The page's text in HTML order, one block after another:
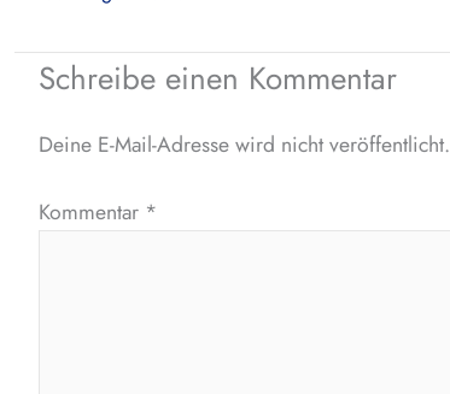
Schreibe einen Kommentar
Deine E-Mail-Adresse wird nicht veröffentlicht.
Kommentar *